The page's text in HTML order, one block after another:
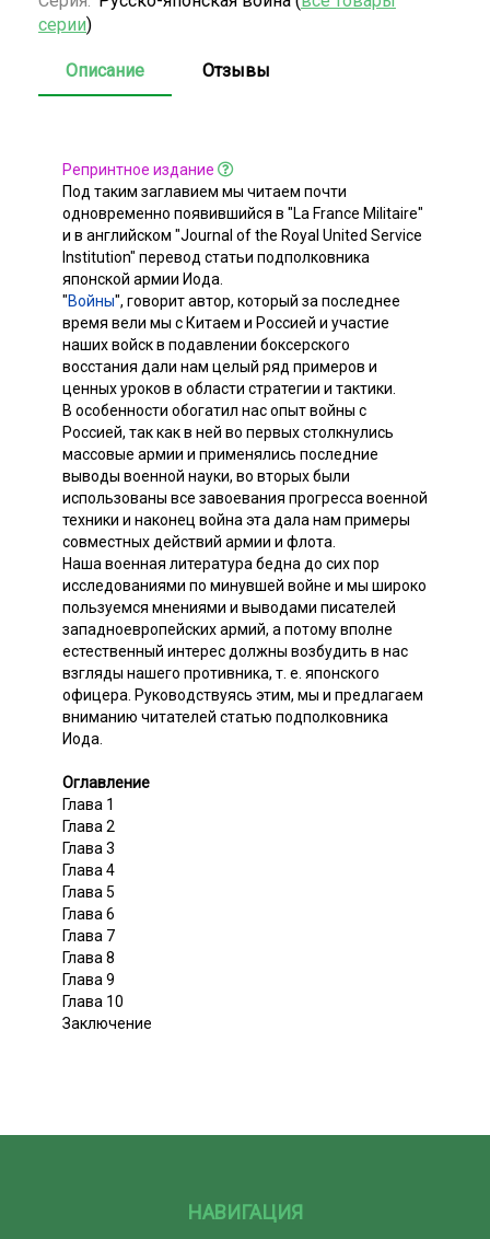
серии)
Описание Отзывы
Репринтное издание
Под таким заглавием мы читаем почти
одновременно появившийся в "La France Militaire"
и в английском "Journal of the Royal United Service
Institution" перевод статьи подполковника
японской армии Иода.
"Войны", говорит автор, который за последнее
время вели мы с Китаем и Poссией и yчастие
наших войск в подавлении боксерского
восстания дали нам целый ряд примеров и
ценных уроков в области стратегии и тактики.
В особенности обогатил нас опыт войны с
Poccией, так как в ней во первых столкнулись
массовые армии и применялись последние
выводы военной науки, во вторых были
использованы все завоевания прогресса военной
техники и наконец война эта дала нам примеры
совместных действий армии и флота.
Наша военная литература бедна до сих пор
исследованиями по минувшей войне и мы широко
пользуемся мнениями и выводами писателей
западноевропейских армий, а потому вполне
естественный интерес должны возбудить в нас
взгляды нашего противника, т. е. японского
офицера. Руководствуясь этим, мы и предлагаем
вниманию читателей статью подполковника
Иода.
Оглавление
Глава 1
Глава 2
Глава 3
Глава 4
Глава 5
Глава 6
Глава 7
Глава 8
Глава 9
Глава 10
Заключение
НАВИГАЦИЯ